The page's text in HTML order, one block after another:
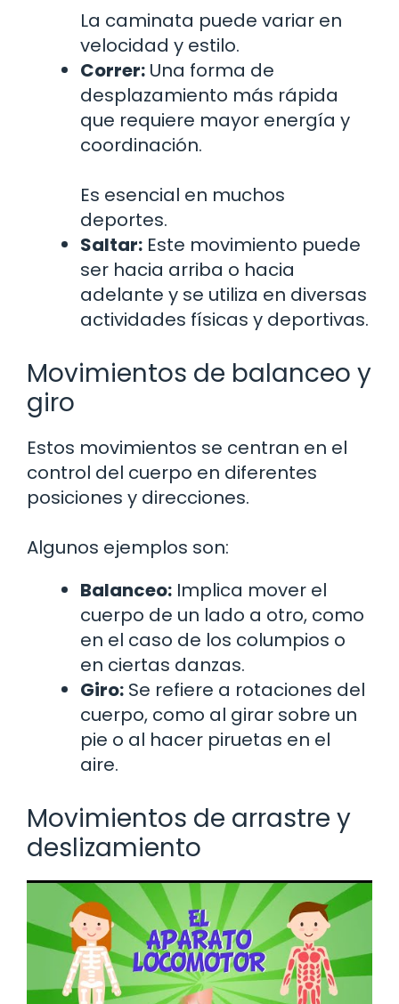
La caminata puede variar en
velocidad y estilo.
Correr: Una forma de
desplazamiento más rápida
que requiere mayor energía y
coordinación.
Es esencial en muchos
deportes.
Saltar: Este movimiento puede
ser hacia arriba o hacia
adelante y se utiliza en diversas
actividades físicas y deportivas.
Movimientos de balanceo y
giro
Estos movimientos se centran en el
control del cuerpo en diferentes
posiciones y direcciones.
Algunos ejemplos son:
Balanceo: Implica mover el
cuerpo de un lado a otro, como
en el caso de los columpios o
en ciertas danzas.
Giro: Se refiere a rotaciones del
cuerpo, como al girar sobre un
pie o al hacer piruetas en el
aire.
Movimientos de arrastre y
deslizamiento